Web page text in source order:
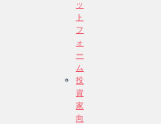
ッ
ト
フ
ォ
ー
ム
投
資
家
向